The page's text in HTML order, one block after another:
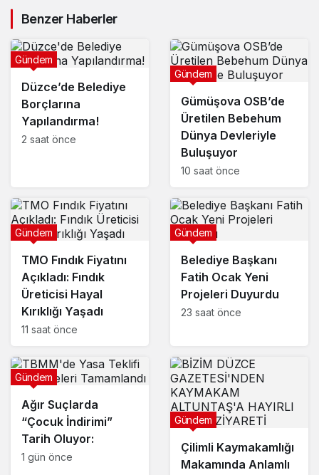
Benzer Haberler
Düzce’de Belediye
Borçlarına
Yapılandırma!
Gündem
2 saat önce
Gümüşova OSB’de
Üretilen Bebehum
Dünya Devleriyle
Buluşuyor
Gündem
10 saat önce
TMO Fındık Fiyatını
Açıkladı: Fındık
Üreticisi Hayal
Kırıklığı Yaşadı
Gündem
11 saat önce
Belediye Başkanı
Fatih Ocak Yeni
Projeleri Duyurdu
Gündem
23 saat önce
Ağır Suçlarda
“Çocuk İndirimi”
Tarih Oluyor:
Gündem
1 gün önce
Çilimli Kaymakamlığı
Makamında Anlamlı
Gündem